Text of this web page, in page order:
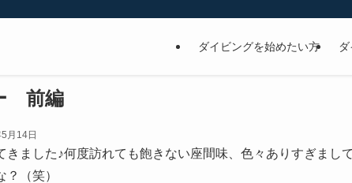
ダイビングを始めたい方
前編
月14日
ました♪何度訪れても飽きない座間味、色々ありすぎまし
（笑）